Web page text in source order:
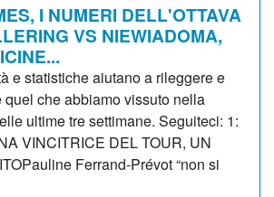
I NUMERI DELL'OTTAVA
VS NIEWIADOMA,
e statistiche aiutano a rileggere e
quel che abbiamo vissuto nella
ultime tre settimane. Seguiteci: 1:
VINCITRICE DEL TOUR, UN
Ferrand-Prévot “non si